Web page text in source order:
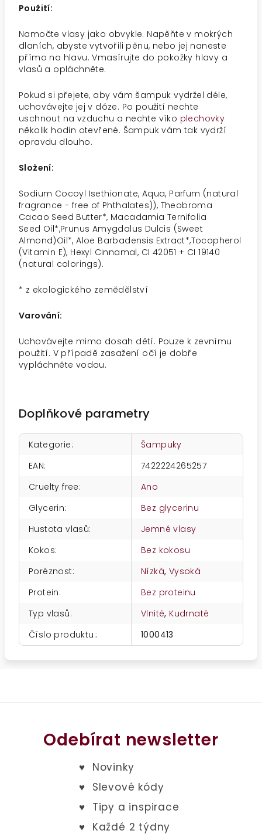
Použití:
Namočte vlasy jako obvykle. Napěňte v mokrých
dlaních, abyste vytvořili pěnu, nebo jej naneste
přímo na hlavu. Vmasírujte do pokožky hlavy a
vlasů a opláchněte.
Pokud si přejete, aby vám šampuk vydržel déle,
uchovávejte jej v dóze. Po použití nechte
uschnout na vzduchu a nechte víko plechovky
několik hodin otevřené. Šampuk vám tak vydrží
opravdu dlouho.
Složení:
Sodium Cocoyl Isethionate, Aqua, Parfum (natural
fragrance - free of Phthalates)), Theobroma
Cacao Seed Butter*, Macadamia Ternifolia
Seed Oil*,Prunus Amygdalus Dulcis (Sweet
Almond)Oil*, Aloe Barbadensis Extract*,Tocopherol
(Vitamin E), Hexyl Cinnamal, CI 42051 + CI 19140
(natural colorings).
* z ekologického zemědělství
Varování:
Uchovávejte mimo dosah dětí. Pouze k zevnímu
použití. V případě zasažení očí je dobře
vypláchněte vodou.
Doplňkové parametry
Kategorie:
Šampuky
EAN:
7422224265257
Cruelty free:
Ano
Glycerin:
Bez glycerinu
Hustota vlasů:
Jemné vlasy
Kokos:
Bez kokosu
Poréznost: Nízká, Vysoká
Protein:
Bez proteinu
Typ vlasů: Vlnité, Kudrnaté
Číslo produktu:: 1000413
Odebírat newsletter